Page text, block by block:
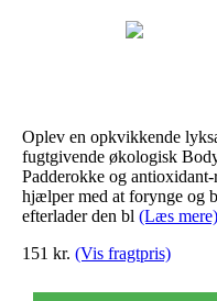
Oplev en opkvikkende
fugtgivende økologisk
Padderokke og
hjælper med at forynge og
efterlader den bl (Læs mere)
151 kr. (Vis fragtpris)